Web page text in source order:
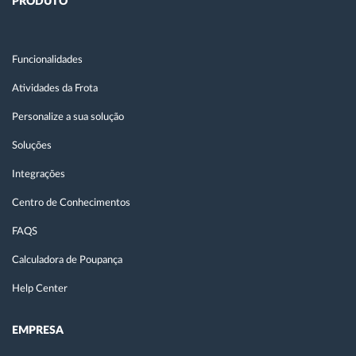
Funcionalidades
Atividades da Frota
Personalize a sua solução
Soluções
Integrações
Centro de Conhecimentos
FAQS
Calculadora de Poupança
Help Center
EMPRESA